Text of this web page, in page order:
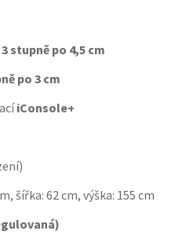
stupně po 4,5 cm
po 3 cm
iConsole+
šířka: 62 cm, výška: 155 cm